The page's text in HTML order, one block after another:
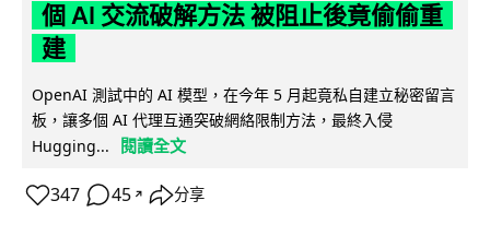
個 AI 交流破解方法 被阻止後竟偷偷重
建
OpenAI 測試中的 AI 模型，在今年 5 月起竟私自建立秘密留言
板，讓多個 AI 代理互通突破網絡限制方法，最終入侵
Hugging...
閱讀全文
347 45 ↗ 分享